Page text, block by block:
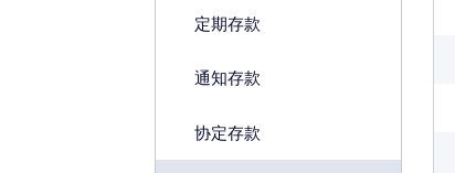
定期存款
通知存款
协定存款